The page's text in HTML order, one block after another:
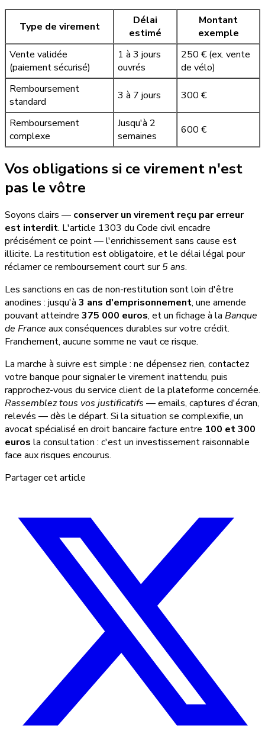
Type de virement
Délai
estimé
Montant
exemple
Vente validée
(paiement sécurisé)
1 à 3 jours
ouvrés
250 € (ex. vente
de vélo)
Remboursement
standard
3 à 7 jours 300 €
Remboursement
complexe
Jusqu'à 2
semaines
600 €
Vos obligations si ce virement n'est
pas le vôtre
Soyons clairs — conserver un virement reçu par erreur
est interdit. L'article 1303 du Code civil encadre
précisément ce point — l'enrichissement sans cause est
illicite. La restitution est obligatoire, et le délai légal pour
réclamer ce remboursement court sur5 ans.
Les sanctions en cas de non-restitution sont loin d'être
anodines : jusqu'à 3 ans d'emprisonnement, une amende
pouvant atteindre 375 000 euros, et un fichage à la Banque
de France aux conséquences durables sur votre crédit.
Franchement, aucune somme ne vaut ce risque.
La marche à suivre est simple : ne dépensez rien, contactez
votre banque pour signaler le virement inattendu, puis
rapprochez-vous du service client de la plateforme concernée.
Rassemblez tous vos justificatifs — emails, captures d'écran,
relevés — dès le départ. Si la situation se complexifie, un
avocat spécialisé en droit bancaire facture entre 100 et 300
euros la consultation : c'est un investissement raisonnable
face aux risques encourus.
Partager cet article